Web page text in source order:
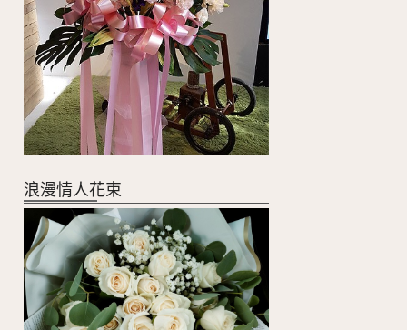
浪漫情人花束